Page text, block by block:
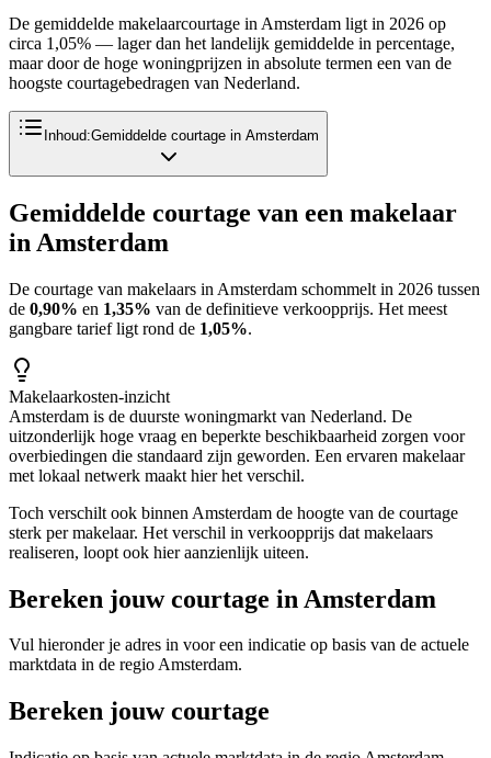
De gemiddelde makelaarcourtage in Amsterdam ligt in 2026 op
circa 1,05% — lager dan het landelijk gemiddelde in percentage,
maar door de hoge woningprijzen in absolute termen een van de
hoogste courtagebedragen van Nederland.
Inhoud:Gemiddelde courtage in Amsterdam
Gemiddelde courtage van een makelaar
in Amsterdam
De courtage van makelaars in Amsterdam schommelt in 2026 tussen
de 0,90% en 1,35% van de definitieve verkoopprijs. Het meest
gangbare tarief ligt rond de 1,05%.
Makelaarkosten-inzicht
Amsterdam is de duurste woningmarkt van Nederland. De
uitzonderlijk hoge vraag en beperkte beschikbaarheid zorgen voor
overbiedingen die standaard zijn geworden. Een ervaren makelaar
met lokaal netwerk maakt hier het verschil.
Toch verschilt ook binnen Amsterdam de hoogte van de courtage
sterk per makelaar. Het verschil in verkoopprijs dat makelaars
realiseren, loopt ook hier aanzienlijk uiteen.
Bereken jouw courtage in Amsterdam
Vul hieronder je adres in voor een indicatie op basis van de actuele
marktdata in de regioAmsterdam.
Bereken jouw courtage